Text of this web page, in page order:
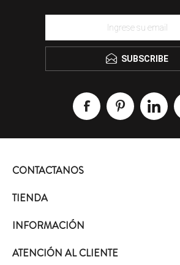
SUBSCRIBE
CONTACTANOS
TIENDA
INFORMACIÓN
ATENCIÓN AL CLIENTE